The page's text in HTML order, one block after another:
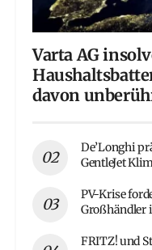
Varta AG
davon
De’Longhi
GentleJet
PV-Krise
Großhändler
FRITZ! und